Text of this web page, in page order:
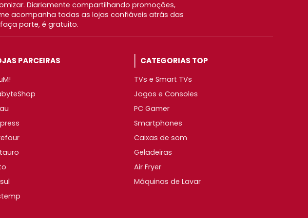
Diariamente compartilhando promoções,
acompanha todas as lojas confiáveis atrás das
parte, é gratuito.
PARCEIRAS CATEGORIAS TOP
TVs e Smart TVs
Jogos e Consoles
PC Gamer
Smartphones
Caixas de som
Geladeiras
Air Fryer
Máquinas de Lavar